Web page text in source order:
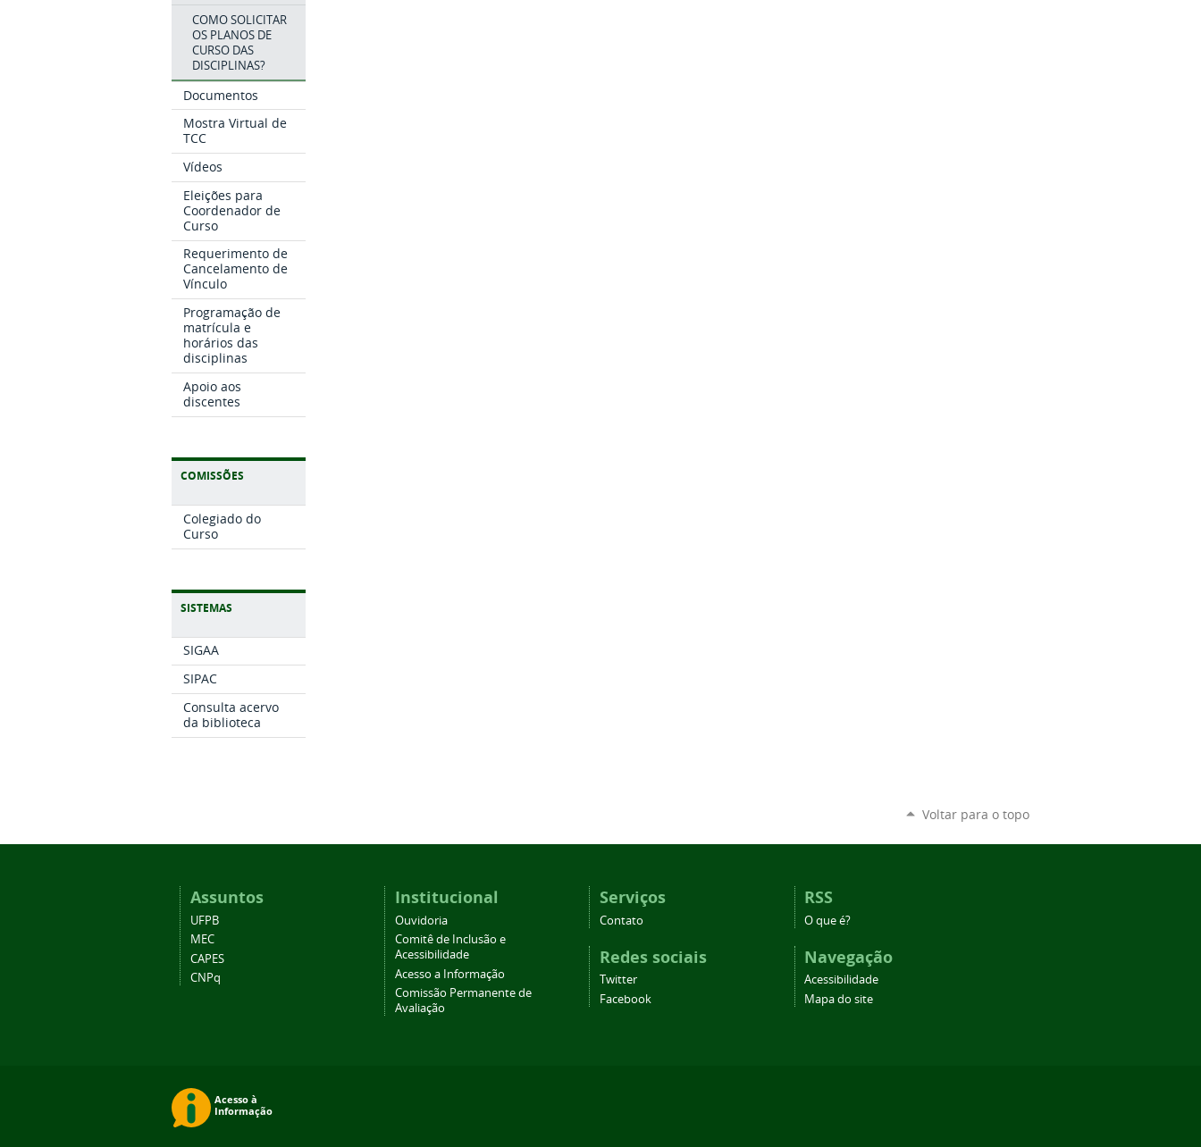
COMO SOLICITAR
OS PLANOS DE
CURSO DAS
DISCIPLINAS?
Documentos
Mostra Virtual de
TCC
Vídeos
Eleições para
Coordenador de
Curso
Requerimento de
Cancelamento de
Vínculo
Programação de
matrícula e
horários das
disciplinas
Apoio aos
discentes
COMISSÕES
Colegiado do
Curso
SISTEMAS
SIGAA
SIPAC
Consulta acervo
da biblioteca
Voltar para o topo
Assuntos
UFPB
MEC
CAPES
CNPq
Institucional
Ouvidoria
Comitê de Inclusão e
Acessibilidade
Acesso a Informação
Comissão Permanente de
Avaliação
Serviços
Contato
Redes sociais
Twitter
Facebook
RSS
O que é?
Navegação
Acessibilidade
Mapa do site